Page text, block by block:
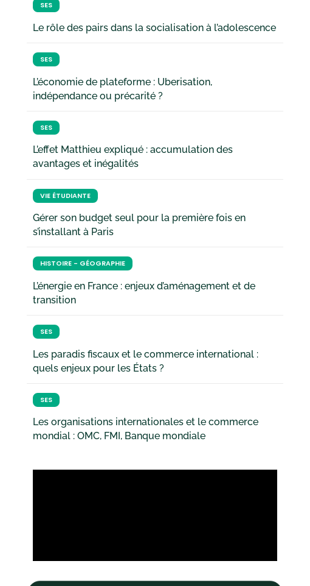
SES
Le rôle des pairs dans la socialisation à l’adolescence
SES
L’économie de plateforme : Uberisation,
indépendance ou précarité ?
SES
L’effet Matthieu expliqué : accumulation des
avantages et inégalités
VIE ÉTUDIANTE
Gérer son budget seul pour la première fois en
s’installant à Paris
HISTOIRE - GÉOGRAPHIE
L’énergie en France : enjeux d’aménagement et de
transition
SES
Les paradis fiscaux et le commerce international :
quels enjeux pour les États ?
SES
Les organisations internationales et le commerce
mondial : OMC, FMI, Banque mondiale